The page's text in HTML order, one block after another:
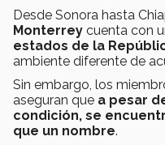
Desde Sonora hasta
Monterrey cuenta con
estados de la
ambiente diferente de
Sin embargo, los
aseguran que a pesar
condición, se
que un nombre.